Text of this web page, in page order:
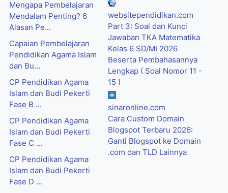
Mengapa Pembelajaran
Mendalam Penting? 6
Alasan Pe...
Capaian Pembelajaran
Pendidikan Agama Islam
dan Bu...
CP Pendidikan Agama
Islam dan Budi Pekerti
Fase B ...
CP Pendidikan Agama
Islam dan Budi Pekerti
Fase C ...
CP Pendidikan Agama
Islam dan Budi Pekerti
Fase D ...
websitependidikan.com
Part 3: Soal dan Kunci
Jawaban TKA Matematika
Kelas 6 SD/MI 2026
Beserta Pembahasannya
Lengkap ( Soal Nomor 11 -
15 )
sinaronline.com
Cara Custom Domain
Blogspot Terbaru 2026:
Ganti Blogspot ke Domain
.com dan TLD Lainnya